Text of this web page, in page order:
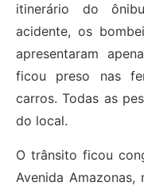
itinerário do
acidente, os
apresentaram
ficou preso nas
carros. Todas as
do local.
O trânsito ficou
Avenida